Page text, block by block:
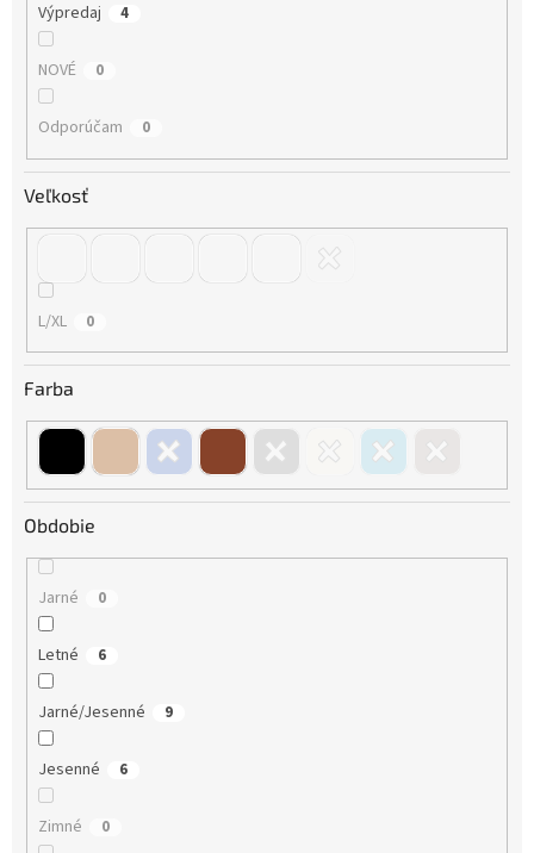
Výpredaj 4
NOVÉ 0
Odporúčam 0
Veľkosť
L/XL 0
Farba
Obdobie
Jarné 0
Letné 6
Jarné/Jesenné 9
Jesenné 6
Zimné 0